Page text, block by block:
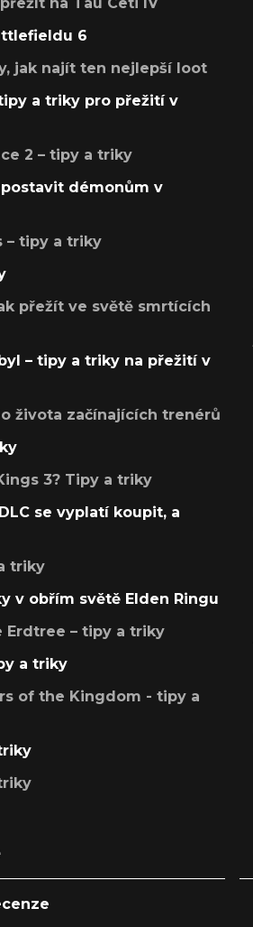
6
jak najít ten nejlepší loot
a triky pro přežití v
2 – tipy a triky
postavit démonům v
– tipy a triky
přežít ve světě smrtících
– tipy a triky na přežití v
života začínajících trenérů
3? Tipy a triky
se vyplatí koupit, a
triky
v obřím světě Elden Ringu
Erdtree – tipy a triky
a triky
of the Kingdom - tipy a